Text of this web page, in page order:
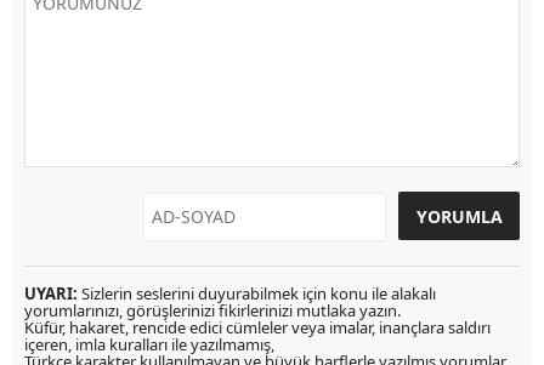
UYARI: Sizlerin seslerini duyurabilmek için konu ile alakalı
yorumlarınızı, görüşlerinizi fikirlerinizi mutlaka yazın.
Küfür, hakaret, rencide edici cümleler veya imalar, inançlara saldırı
içeren, imla kuralları ile yazılmamış,